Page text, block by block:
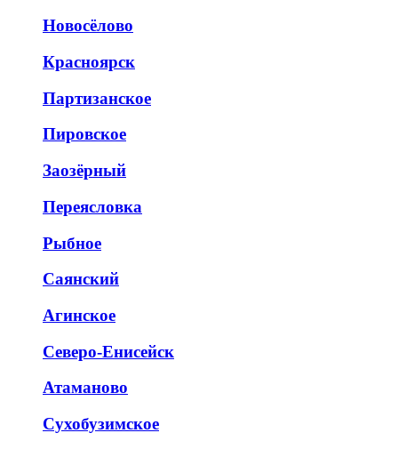
Новосёлово
Красноярск
Партизанское
Пировское
Заозёрный
Переясловка
Рыбное
Саянский
Агинское
Северо-Енисейск
Атаманово
Сухобузимское